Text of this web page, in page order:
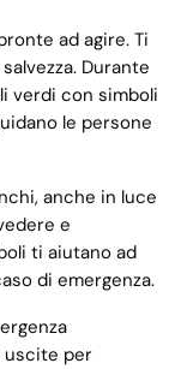
ad agire. Ti
Durante
verdi con simboli
le persone
anche in luce
e
ti aiutano ad
di emergenza.
uscite per